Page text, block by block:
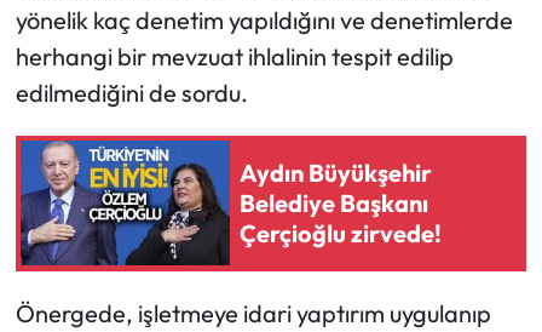
yönelik kaç denetim yapıldığını ve denetimlerde
herhangi bir mevzuat ihlalinin tespit edilip
edilmediğini de sordu.
Aydın Büyükşehir
Belediye Başkanı
Çerçioğlu zirvede!
Önergede, işletmeye idari yaptırım uygulanıp